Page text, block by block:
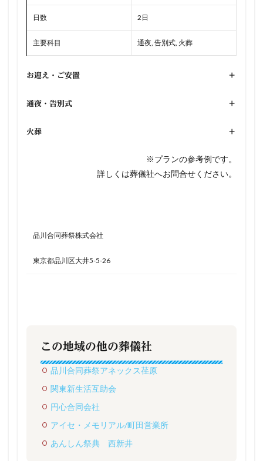
日数 2日
主要科目 通夜, 告別式, 火葬
お迎え・ご安置 +
通夜・告別式 +
火葬 +
※プランの参考例です。
詳しくは葬儀社へお問合せください。
品川合同葬祭株式会社
東京都品川区大井5-5-26
この地域の他の葬儀社
品川合同葬祭アネックス荏原
関東新生活互助会
円心合同会社
アイセ・メモリアル/町田営業所
あんしん祭典 西新井